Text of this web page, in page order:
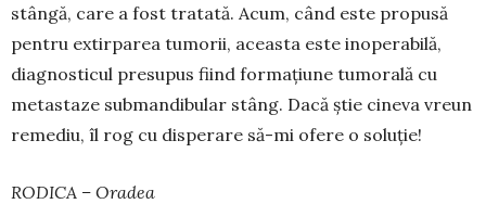
stângă, ca­re a fost tratată. Acum, când este propusă
pentru extirparea tumorii, aceasta este ino­pe­rabilă,
diagnosticul presupus fiind for­ma­țiune tumorală cu
metastaze sub­man­dibular stâng. Dacă știe cineva vreun
re­mediu, îl rog cu disperare să-mi ofere o soluție!
RODICA – Oradea